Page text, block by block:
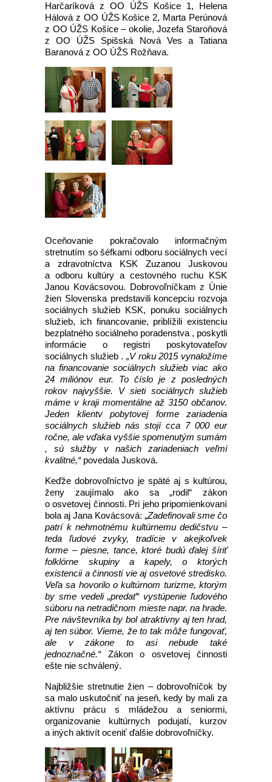
Harčaríková z OO ÚŽS Košice 1, Helena
Hálová z OO ÚŽS Košice 2, Marta Perúnová
z OO ÚŽS Košice – okolie, Jozefa Staroňová
z OO ÚŽS Spišská Nová Ves a Tatiana
Baranová z OO ÚŽS Rožňava.
Oceňovanie pokračovalo informačným
stretnutím so šéfkami odboru sociálnych vecí
a zdravotníctva KSK Zuzanou Juskovou
a odboru kultúry a cestovného ruchu KSK
Janou Kovácsovou. Dobrovoľníčkam z Únie
žien Slovenska predstavili koncepciu rozvoja
sociálnych služieb KSK, ponuku sociálnych
služieb, ich financovanie, priblížili existenciu
bezplatného sociálneho poradenstva , poskytli
informácie o registri poskytovateľov
sociálnych služieb . „V roku 2015 vynaložíme
na financovanie sociálnych služieb viac ako
24 miliónov eur. To číslo je z posledných
rokov najvyššie. V sieti sociálnych služieb
máme v kraji momentálne až 3150 občanov.
Jeden klientv pobytovej forme zariadenia
sociálnych služieb nás stojí cca 7 000 eur
ročne, ale vďaka vyššie spomenutým sumám
, sú služby v našich zariadeniach veľmi
kvalitné,“povedala Jusková.
Keďže dobrovoľníctvo je späté aj s kultúrou,
ženy zaujímalo ako sa „rodil“ zákon
o osvetovej činnosti. Pri jeho pripomienkovaní
bola aj Jana Kovácsová: „Zadefinovali sme čo
patrí k nehmotnému kultúrnemu dedičstvu –
teda ľudové zvyky, tradície v akejkoľvek
forme – piesne, tance, ktoré budú ďalej šíriť
folklórne skupiny a kapely, o ktorých
existencii a činnosti vie aj osvetové stredisko.
Veľa sa hovorilo o kultúrnom turizme, ktorým
by sme vedeli „predať“ vystúpenie ľudového
súboru na netradičnom mieste napr. na hrade.
Pre návštevníka by bol atraktívny aj ten hrad,
aj ten súbor. Vieme, že to tak môže fungovať,
ale v zákone to asi nebude také
jednoznačné.“Zákon o osvetovej činnosti
ešte nie schválený.
Najbližšie stretnutie žien – dobrovoľníčok by
sa malo uskutočniť na jeseň, kedy by mali za
aktívnu prácu s mládežou a seniormi,
organizovanie kultúrnych podujatí, kurzov
a iných aktivít oceniť ďalšie dobrovoľníčky.